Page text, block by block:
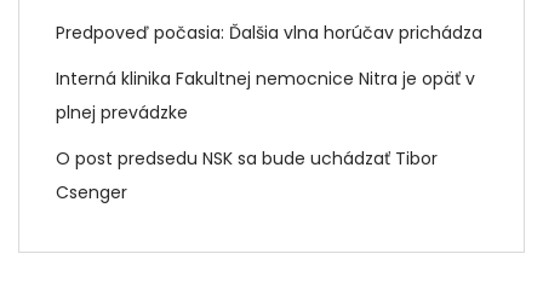
Predpoveď počasia: Ďalšia vlna horúčav prichádza
Interná klinika Fakultnej nemocnice Nitra je opäť v
plnej prevádzke
O post predsedu NSK sa bude uchádzať Tibor
Csenger